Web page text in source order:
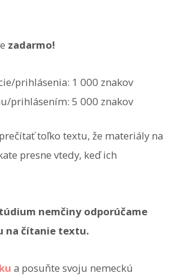
zadarmo!
prihlásenia: 1 000 znakov
prihlásením: 5 000 znakov
toľko textu, že materiály na
presne vtedy, keď ich
nemčiny odporúčame
na čítanie textu.
a posuňte svoju nemeckú